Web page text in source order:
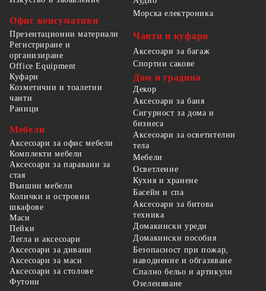
Офис консумативи
Презентационни материали
Регистриране и
организиране
Office Equipment
Морска електроника
Чанти и куфари
Аксесоари за багаж
Спортни сакове
Куфари
Козметични и тоалетни
чанти
Раници
Мебели
Аксесоари за офис мебели
Комплекти мебели
Аксесоари за паравани за
стая
Външни мебели
Колички и островни
шкафове
Маси
Пейки
Легла и аксесоари
Аксесоари за дивани
Аксесоари за маси
Аксесоари за столове
Футони
Дом и градина
Декор
Аксесоари за баня
Сигурност за дома и
бизнеса
Аксесоари за осветителни
тела
Мебели
Осветление
Кухня и хранене
Басейн и спа
Аксесоари за битова
техника
Домакински уреди
Домакински пособия
Безопасност при пожар,
наводнение и обгазяване
Спално бельо и артикули
Озеленяване